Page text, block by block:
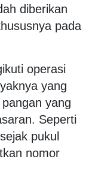
diberikan
pada
operasi
yang
yang
Seperti
pukul
nomor